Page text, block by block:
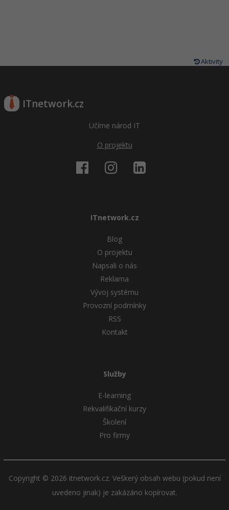
Aktivity
ITnetwork.cz
Učíme národ IT
O projektu
ITnetwork.cz
Blog
O projektu
Napsali o nás
Reklama
Vývoj systému
Provozní podmínky
RSS
Kontakt
Služby
E-learning
Rekvalifikační kurzy
Školení
Pro firmy
Copyright © 2026 itnetwork.cz. Veškerý obsah webu (pokud není
uvedeno jinak) je zakázáno kopírovat.